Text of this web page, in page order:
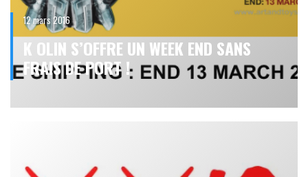
12 mars 2016
K OLIN S’OFFRE UN WEEK END SANS
FRAIS DE PORT !